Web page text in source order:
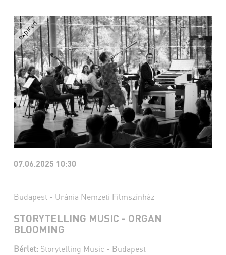
07.06.2025 10:30
Budapest - Uránia Nemzeti Filmszínház
STORYTELLING MUSIC - ORGAN
BLOOMING
Bérlet: Storytelling Music - Budapest